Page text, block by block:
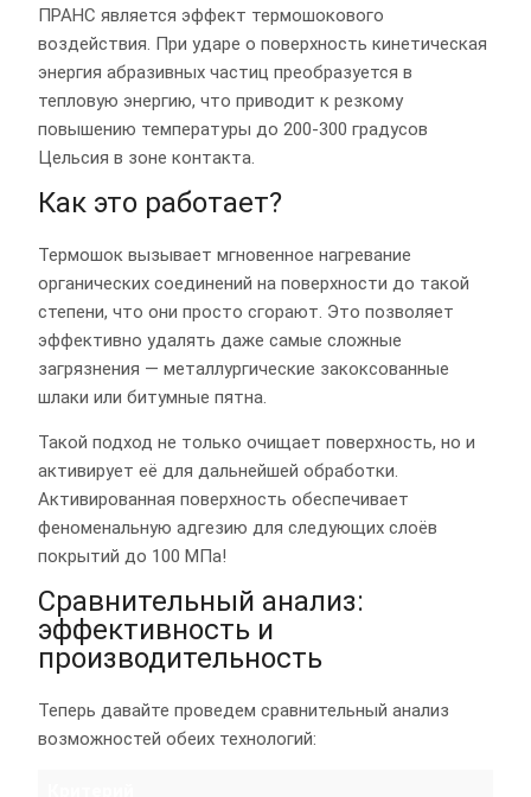
ПРАНС является эффект термошокового
воздействия. При ударе о поверхность кинетическая
энергия абразивных частиц преобразуется в
тепловую энергию, что приводит к резкому
повышению температуры до 200-300 градусов
Цельсия в зоне контакта.
Как это работает?
Термошок вызывает мгновенное нагревание
органических соединений на поверхности до такой
степени, что они просто сгорают. Это позволяет
эффективно удалять даже самые сложные
загрязнения — металлургические закоксованные
шлаки или битумные пятна.
Такой подход не только очищает поверхность, но и
активирует её для дальнейшей обработки.
Активированная поверхность обеспечивает
феноменальную адгезию для следующих слоёв
покрытий до 100 МПа!
Сравнительный анализ:
эффективность и
производительность
Теперь давайте проведем сравнительный анализ
возможностей обеих технологий: